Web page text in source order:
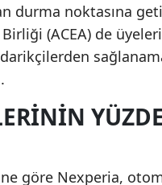
noktasına
(ACEA) de
göre Nexperia,